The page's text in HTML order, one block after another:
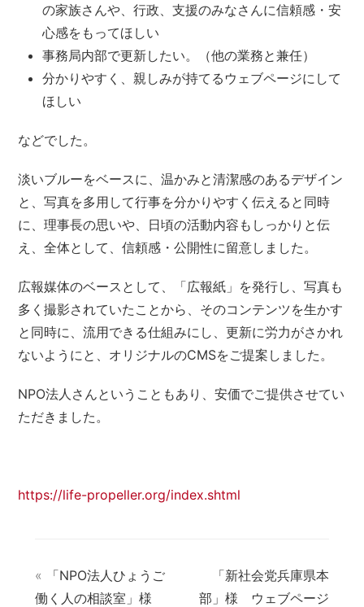
の家族さんや、行政、支援のみなさんに信頼感・安
心感をもってほしい
事務局内部で更新したい。（他の業務と兼任）
分かりやすく、親しみが持てるウェブページにして
ほしい
などでした。
淡いブルーをベースに、温かみと清潔感のあるデザイン
と、写真を多用して行事を分かりやすく伝えると同時
に、理事長の思いや、日頃の活動内容もしっかりと伝
え、全体として、信頼感・公開性に留意しました。
広報媒体のベースとして、「広報紙」を発行し、写真も
多く撮影されていたことから、そのコンテンツを生かす
と同時に、流用できる仕組みにし、更新に労力がさかれ
ないようにと、オリジナルのCMSをご提案しました。
NPO法人さんということもあり、安価でご提供させてい
ただきました。
https://life-propeller.org/index.shtml
«
「NPO法人ひょうご
働く人の相談室」様
「新社会党兵庫県本
部」様 ウェブページ